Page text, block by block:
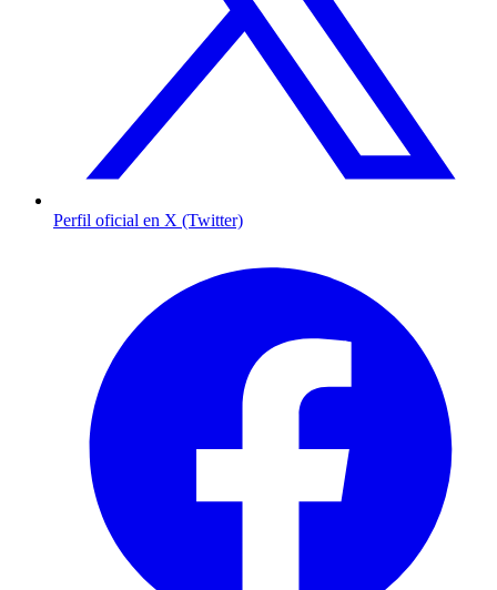
Perfil oficial en X (Twitter)